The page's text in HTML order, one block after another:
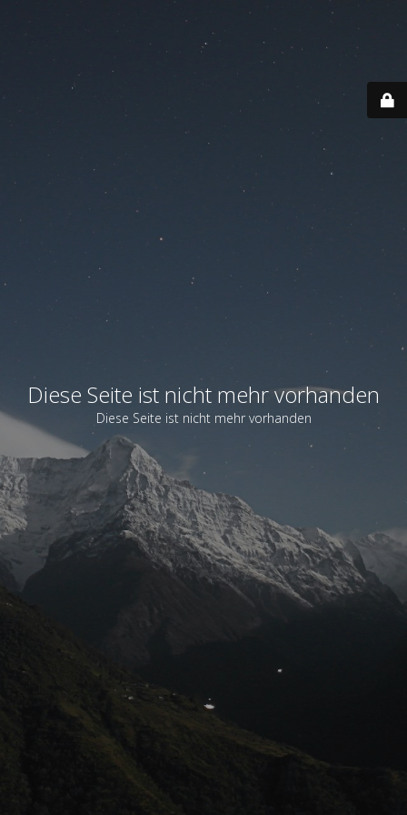
Diese Seite ist nicht mehr vorhanden
Diese Seite ist nicht mehr vorhanden